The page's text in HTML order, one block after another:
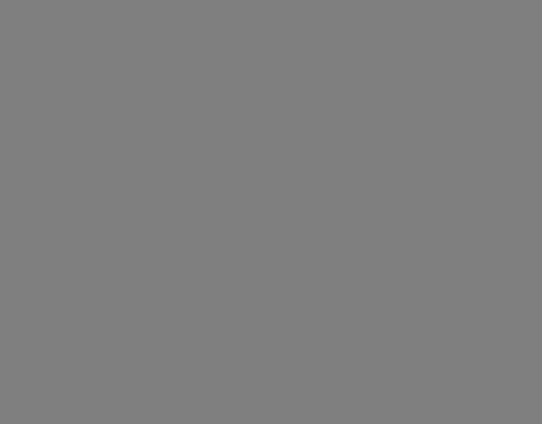
kształtu dachu, czy odległości od
domu. Dla małych działek
od indywidualnych preferencji
o nieregularnym kształcie również
prywatności, bezpieczeństwa i
działki należy się odsunąć na 4
z drogą publiczną.
budowa na gruncie podmokłym